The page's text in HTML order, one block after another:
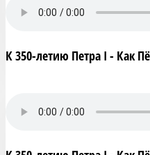
К 350-летию Петра I - Как